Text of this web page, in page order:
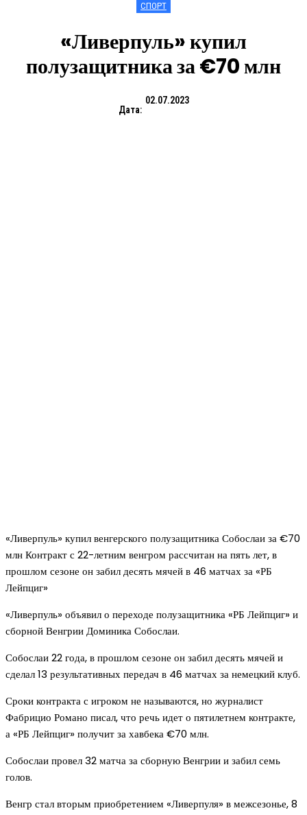
СПОРТ
«Ливерпуль» купил
полузащитника за €70 млн
Дата:
02.07.2023
«Ливерпуль» купил венгерского полузащитника Собослаи за €70
млн Контракт с 22-летним венгром рассчитан на пять лет, в
прошлом сезоне он забил десять мячей в 46 матчах за «РБ
Лейпциг»
«Ливерпуль» объявил о переходе полузащитника «РБ Лейпциг» и
сборной Венгрии Доминика Собослаи.
Собослаи 22 года, в прошлом сезоне он забил десять мячей и
сделал 13 результативных передач в 46 матчах за немецкий клуб.
Сроки контракта с игроком не называются, но журналист
Фабрицио Романо писал, что речь идет о пятилетнем контракте,
а «РБ Лейпциг» получит за хавбека €70 млн.
Собослаи провел 32 матча за сборную Венгрии и забил семь
голов.
Венгр стал вторым приобретением «Ливерпуля» в межсезонье, 8